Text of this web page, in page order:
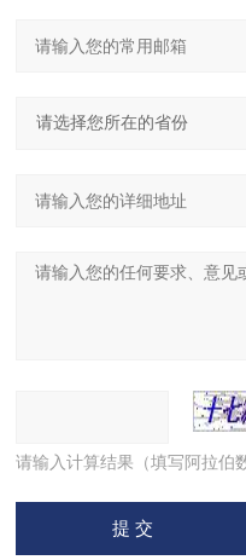
请输入计算结果（填写阿拉伯